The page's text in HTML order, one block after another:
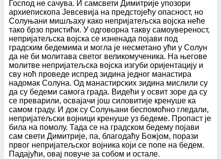
Господ не сачува. И самсвети Димитрије упозори
архиепископа Јевсевија на предстојећу опасност, но
Солуњани мишљаху како непријатељска војска неће
тако брзо пристићи. У одговорна такву самоувереност,
непријатељска војска се изненада појави под
градским бедемима и могла је несметано ући у Солун
да не би молитава светог великомученика. На његове
молитве непријатељска војска изгуби оријентацију и
сву ноћ проведе испред зидина једног манастира
надомак Солуна. Од манастирских зидина мислили су
да су бедеми самога града. Видећи у освит зоре да су
се преварили, освајачи још силовитије кренуше ка
самом граду. И док су Солуњани беспомоћно гледали,
непријатељски војници кренуше уз бедеме. Пропаст је
била на помолу. Тада се на градском бедему појави
сам свети Димитрије, па, благодаћу Божјом, порази
првог непријатељског војника који се попе на бедем.
Падајући, овај повуче за собом и остале.